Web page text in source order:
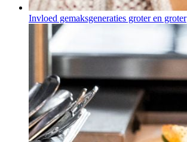
Invloed gemaksgeneraties groter en groter